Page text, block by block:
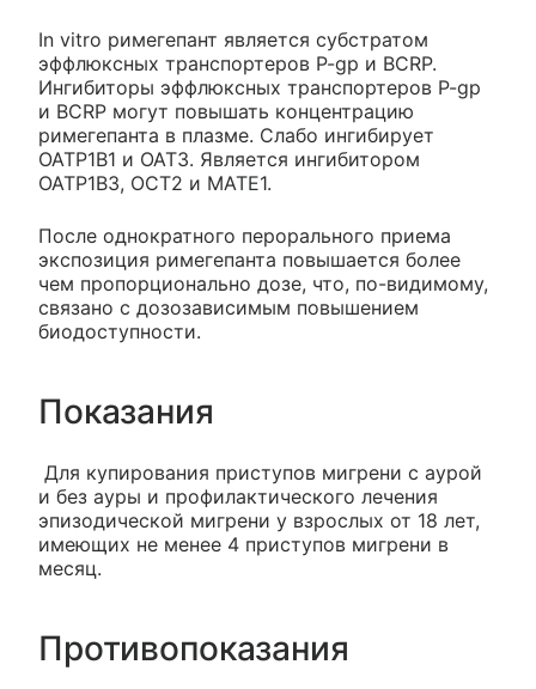
In vitro римегепант является субстратом
эффлюксных транспортеров P-gp и BCRP.
Ингибиторы эффлюксных транспортеров P-gp
и BCRP могут повышать концентрацию
римегепанта в плазме. Слабо ингибирует
OATP1B1 и ОАТЗ. Является ингибитором
ОАТР1В3, ОСТ2 и МАТЕ1.
После однократного перорального приема
экспозиция римегепанта повышается более
чем пропорционально дозе, что, по-видимому,
связано с дозозависимым повышением
биодоступности.
Показания
Для купирования приступов мигрени с аурой
и без ауры и профилактического лечения
эпизодической мигрени у взрослых от 18 лет,
имеющих не менее 4 приступов мигрени в
месяц.
Противопоказания